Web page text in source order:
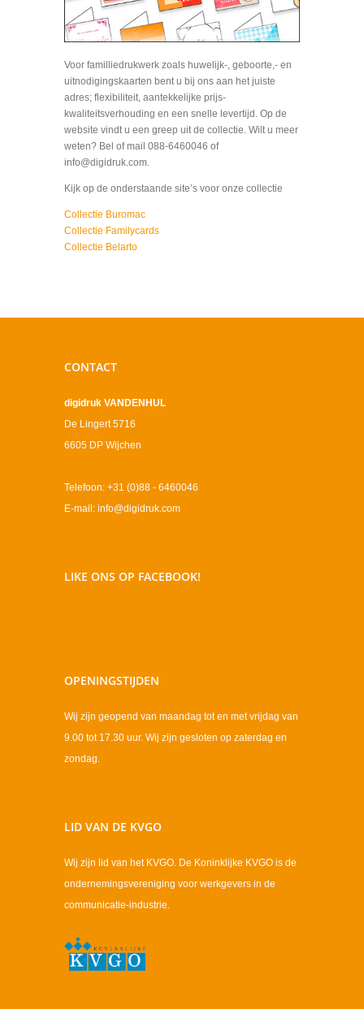
Voor familliedrukwerk zoals huwelijk-, geboorte,- en
uitnodigingskaarten bent u bij ons aan het juiste
adres; flexibiliteit, aantekkelijke prijs-
kwaliteitsverhouding en een snelle levertijd. Op de
website vindt u een greep uit de collectie. Wilt u meer
weten? Bel of mail 088-6460046 of
info@digidruk.com.
Kijk op de onderstaande site’s voor onze collectie
Collectie Buromac
Collectie Familycards
Collectie Belarto
CONTACT
digidruk VANDENHUL
De Lingert 5716
6605 DP Wijchen
Telefoon: +31 (0)88 - 6460046
E-mail: info@digidruk.com
LIKE ONS OP FACEBOOK!
OPENINGSTIJDEN
Wij zijn geopend van maandag tot en met vrijdag van
9.00 tot 17.30 uur. Wij zijn gesloten op zaterdag en
zondag.
LID VAN DE KVGO
Wij zijn lid van het KVGO. De Koninklijke KVGO is de
ondernemingsvereniging voor werkgevers in de
communicatie-industrie.